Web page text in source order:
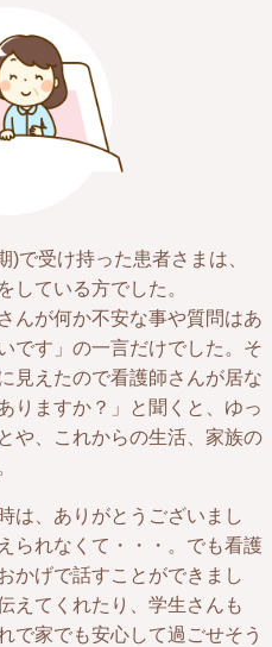
で受け持った患者さまは、
している方でした。
んが何か不安な事や質問はあ
です」の一言だけでした。そ
見えたので看護師さんが居な
りますか？」と聞くと、ゆっ
や、これからの生活、家族の
は、ありがとうございまし
られなくて・・・。でも看護
かげで話すことができまし
えてくれたり、学生さんも
で家でも安心して過ごせそう